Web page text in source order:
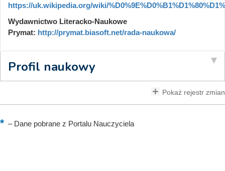
https://uk.wikipedia.org/wiki/
Wydawnictwo Literacko-Naukowe
Prymat: http://prymat.biasoft.net/rada-naukowa/
Profil naukowy
Pokaż rejestr zmian
–Dane pobrane z Portalu Nauczyciela